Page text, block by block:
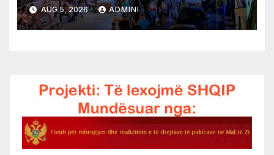
AUG 5, 2026 ADMINI